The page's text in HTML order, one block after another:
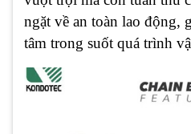
ngặt về an toàn lao động,
tâm trong suốt quá trình